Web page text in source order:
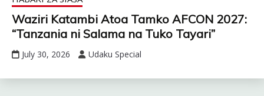
Waziri Katambi Atoa Tamko AFCON 2027:
“Tanzania ni Salama na Tuko Tayari”
July 30, 2026 Udaku Special